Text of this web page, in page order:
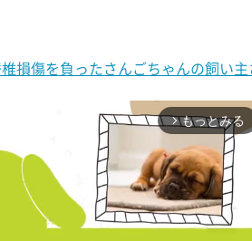
損傷を負ったさんごちゃんの飼い
arrow_forward_ios もっとみる